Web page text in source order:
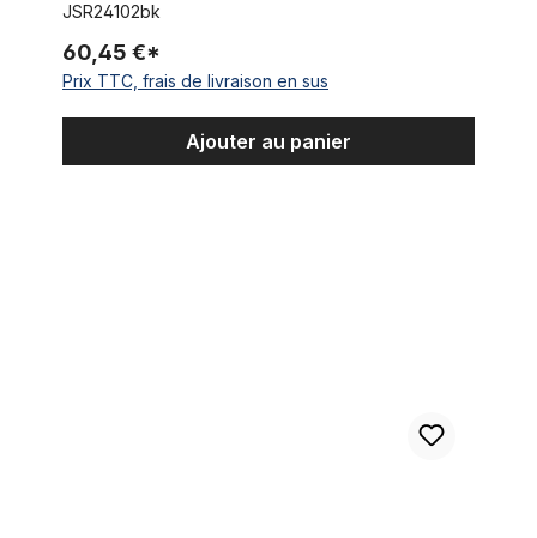
JSR24102bk
60,45 €*
Prix TTC, frais de livraison en sus
Ajouter au panier